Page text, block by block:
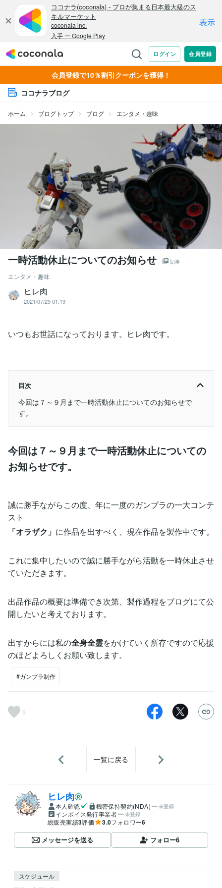
会員登録で10％割引クーポンを獲得！
ココナラブログ
ホーム ブログトップ ブログ エンタメ・趣味
一時活動休止についてのお知らせ 記事
エンタメ・趣味
ヒレ肉
2021/07/29 01:19
いつもお世話になっております。ヒレ肉です。
目次
今回は７～９月まで一時活動休止についてのお知らせで
す。
今回は７～９月まで一時活動休止についての
お知らせです。
誠に勝手ながらこの度、年に一度のガンプラの一大コンテ
スト
「オラザク」 に作品を出すべく、現在作品を製作中です。
これに集中したいので誠に勝手ながら活動を一時休止させ
ていただきます。
出品作品の概要は準備でき次第、製作過程をブログにて公
開したいと考えております。
出すからには私の全身全霊をかけていく所存ですので応援
のほどよろしくお願い致します。
#ガンプラ制作
9
一覧に戻る
ヒレ肉
本人確認 機密保持契約(NDA) 未登録
インボイス発行事業者 未登録
総販売実績3評価 3.0フォロワー6
メッセージを送る フォロー6
スケジュール